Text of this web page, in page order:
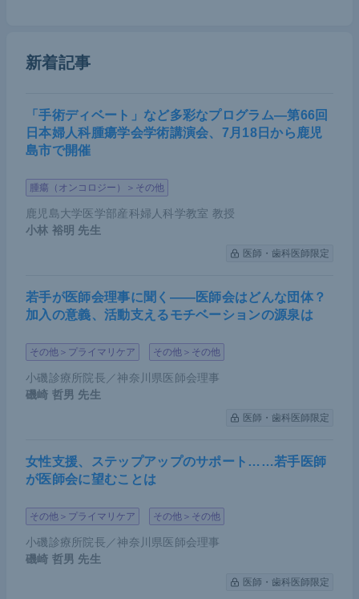
腎移植後前立腺がん（限局性）に関する2018年の
に手術が行われていることが示されている。手術を
実施した患者のうち半分以上は開腹手術だった。ま
た、4分の3の患者がステージpT2であり、同じく4分
の3で悪性度を示すグリソンスコアが3＋3または3＋
4だった。手術をしなかった約2割については、12％
が放射線療法、6％がブラキセラピー（小線源療
な患者と同等であると結論付けられている。
0％、外照射療法で0％の割合で認められたが、8割
はJCOG術後合併症規準（Clavien-Dindo分類）のI
またはIIにあたる軽微なものだった。晩期合併症とし
ては、尿管狭窄が1.3％にみられている。うち2例が
では尿管狭窄に注意が必要といえるだろう。Graft lo
ss（移植腎機能喪失）は1例のみであった。リンパ
節郭清をしていない手術群で発症し、DVT（深部静
対象患者を限局性前立腺がんに限定していない
でも、患者の予後は生化学的
新着記事
「手術ディベート」など多彩なプログラム―第66回
日本婦人科腫瘍学会学術講演会、7月18日から鹿児
島市で開催
腫瘍（オンコロジー）＞その他
鹿児島大学医学部産科婦人科学教室 教授
小林 裕明 先生
医師・歯科医師限定
若手が医師会理事に聞く――医師会はどんな団体？
加入の意義、活動支えるモチベーションの源泉は
その他＞プライマリケア その他＞その他
小磯診療所院長／神奈川県医師会理事
磯崎 哲男 先生
医師・歯科医師限定
女性支援、ステップアップのサポート……若手医師
が医師会に望むことは
その他＞プライマリケア その他＞その他
小磯診療所院長／神奈川県医師会理事
磯崎 哲男 先生
医師・歯科医師限定